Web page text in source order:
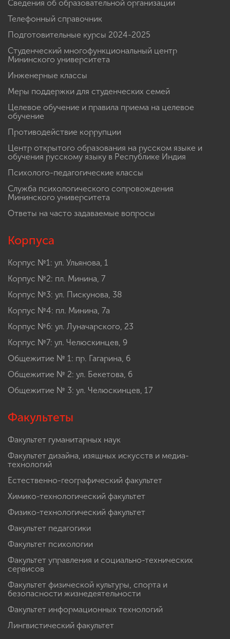
Сведения об образовательной организации
Телефонный справочник
Подготовительные курсы 2024-2025
Студенческий многофункциональный центр
Мининского университета
Инженерные классы
Меры поддержки для студенческих семей
Целевое обучение и правила приема на целевое
обучение
Противодействие коррупции
Центр открытого образования на русском языке и
обучения русскому языку в Республике Индия
Психолого-педагогические классы
Служба психологического сопровождения
Мининского университета
Ответы на часто задаваемые вопросы
Корпуса
Корпус №1: ул. Ульянова, 1
Корпус №2: пл. Минина, 7
Корпус №3: ул. Пискунова, 38
Корпус №4: пл. Минина, 7а
Корпус №6: ул. Луначарского, 23
Корпус №7: ул. Челюскинцев, 9
Общежитие № 1: пр. Гагарина, 6
Общежитие № 2: ул. Бекетова, 6
Общежитие № 3: ул. Челюскинцев, 17
Факультеты
Факультет гуманитарных наук
Факультет дизайна, изящных искусств и медиа-
технологий
Естественно-географический факультет
Химико-технологический факультет
Физико-технологический факультет
Факультет педагогики
Факультет психологии
Факультет управления и социально-технических
сервисов
Факультет физической культуры, спорта и
безопасности жизнедеятельности
Факультет информационных технологий
Лингвистический факультет